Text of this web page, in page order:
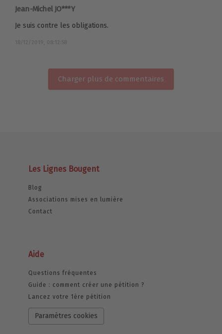
Jean-Michel JO***Y
Je suis contre les obligations.
18/12/2019, 08:12:58
Charger plus de commentaires
Les Lignes Bougent
Blog
Associations mises en lumière
Contact
Aide
Questions fréquentes
Guide : comment créer une pétition ?
Lancez votre 1ère pétition
Paramètres cookies